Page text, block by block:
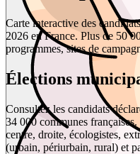
Carte interactive des
2026 en France. Plus de 50
programmes, sites de
Élections
Consultez les candidats
34 000 communes
centre, droite, écologistes,
(urbain, périurbain, rural) et